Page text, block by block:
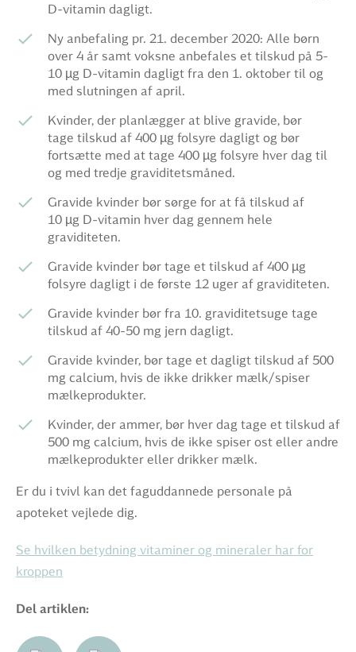
D-vitamin dagligt.
Ny anbefaling pr. 21. december 2020: Alle børn
over 4 år samt voksne anbefales et tilskud på 5-
10 µg D-vitamin dagligt fra den 1. oktober til og
med slutningen af april.
Kvinder, der planlægger at blive gravide, bør
tage tilskud af 400 µg folsyre dagligt og bør
fortsætte med at tage 400 µg folsyre hver dag til
og med tredje graviditetsmåned.
Gravide kvinder bør sørge for at få tilskud af
10 µg D-vitamin hver dag gennem hele
graviditeten.
Gravide kvinder bør tage et tilskud af 400 µg
folsyre dagligt i de første 12 uger af graviditeten.
Gravide kvinder bør fra 10. graviditetsuge tage
tilskud af 40-50 mg jern dagligt.
Gravide kvinder, bør tage et dagligt tilskud af 500
mg calcium, hvis de ikke drikker mælk/spiser
mælkeprodukter.
Kvinder, der ammer, bør hver dag tage et tilskud af
500 mg calcium, hvis de ikke spiser ost eller andre
mælkeprodukter eller drikker mælk.
Er du i tvivl kan det faguddannede personale på
apoteket vejlede dig.
Se hvilken betydning vitaminer og mineraler har for
kroppen
Del artiklen: